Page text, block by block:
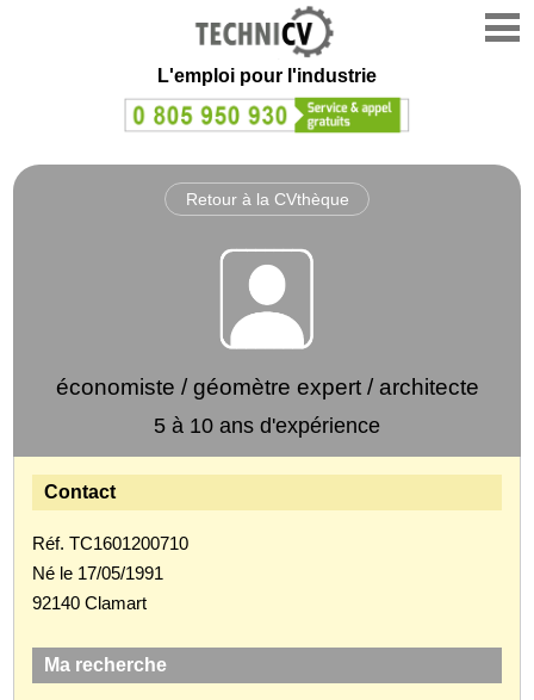
L'emploi pour l'industrie
Retour à la CVthèque
économiste / géomètre expert / architecte
5 à 10 ans d'expérience
Contact
Réf. TC1601200710
Né le 17/05/1991
92140 Clamart
Ma recherche